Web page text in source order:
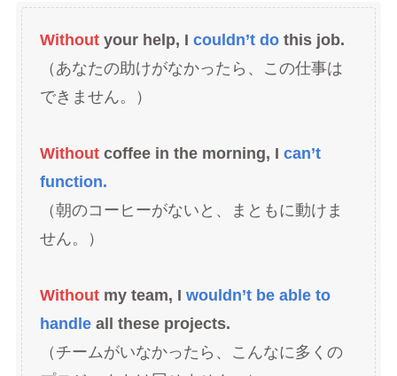
Withoutyour help, I couldn’t dothis job.
（あなたの助けがなかったら、この仕事は
できません。）
Withoutcoffee in the morning, I can’t
function.
（朝のコーヒーがないと、まともに動けま
せん。）
Withoutmy team, I wouldn’t be able to
handleall these projects.
（チームがいなかったら、こんなに多くの